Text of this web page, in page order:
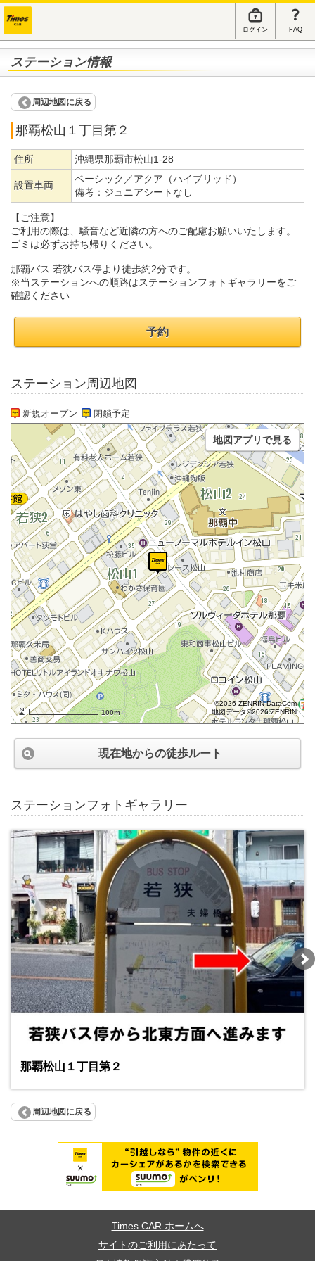
ログイン FAQ
ステーション情報
周辺地図に戻る
那覇松山１丁目第２
住所 沖縄県那覇市松山1-28
設置車両
ベーシック／アクア（ハイブリッド）
備考： ジュニアシートなし
【ご注意】
ご利用の際は、騒音など近隣の方へのご配慮お願いいたします。
ゴミは必ずお持ち帰りください。
那覇バス 若狭バス停より徒歩約2分です。
※当ステーションへの順路はステーションフォトギャラリーをご
確認ください
予約
ステーション周辺地図
新規オープン 閉鎖予定
100m
©2026 ZENRIN DataCom
地図データ©2026 ZENRIN
地図アプリで見る
現在地からの徒歩ルート
ステーションフォトギャラリー
那覇松山１丁目第２
周辺地図に戻る
Times CAR ホームへ
サイトのご利用にあたって